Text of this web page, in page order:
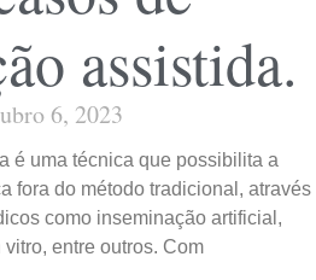
assistida.
6, 2023
é uma técnica que possibilita a
fora do método tradicional, através
como inseminação artificial,
entre outros. Com